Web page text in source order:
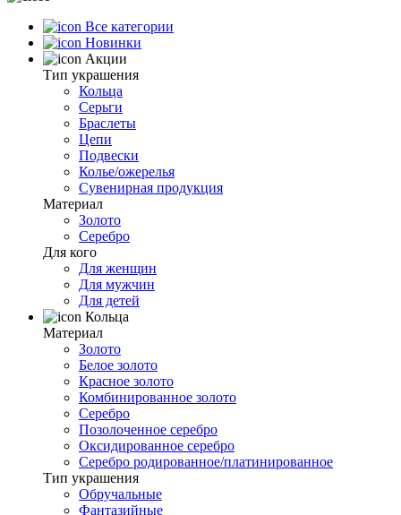
Все категории
Новинки
Акции
Тип украшения
Кольца
Серьги
Браслеты
Цепи
Подвески
Колье/ожерелья
Сувенирная продукция
Материал
Золото
Серебро
Для кого
Для женщин
Для мужчин
Для детей
Кольца
Материал
Золото
Белое золото
Красное золото
Комбинированное золото
Серебро
Позолоченное серебро
Оксидированное серебро
Серебро родированное/платинированное
Тип украшения
Обручальные
Фантазийные